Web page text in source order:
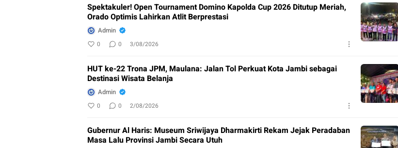
Spektakuler! Open Tournament Domino Kapolda Cup 2026 Ditutup Meriah,
Orado Optimis Lahirkan Atlit Berprestasi
Admin
0 0 3/08/2026
HUT ke-22 Trona JPM, Maulana: Jalan Tol Perkuat Kota Jambi sebagai
Destinasi Wisata Belanja
Admin
0 0 2/08/2026
Gubernur Al Haris: Museum Sriwijaya Dharmakirti Rekam Jejak Peradaban
Masa Lalu Provinsi Jambi Secara Utuh